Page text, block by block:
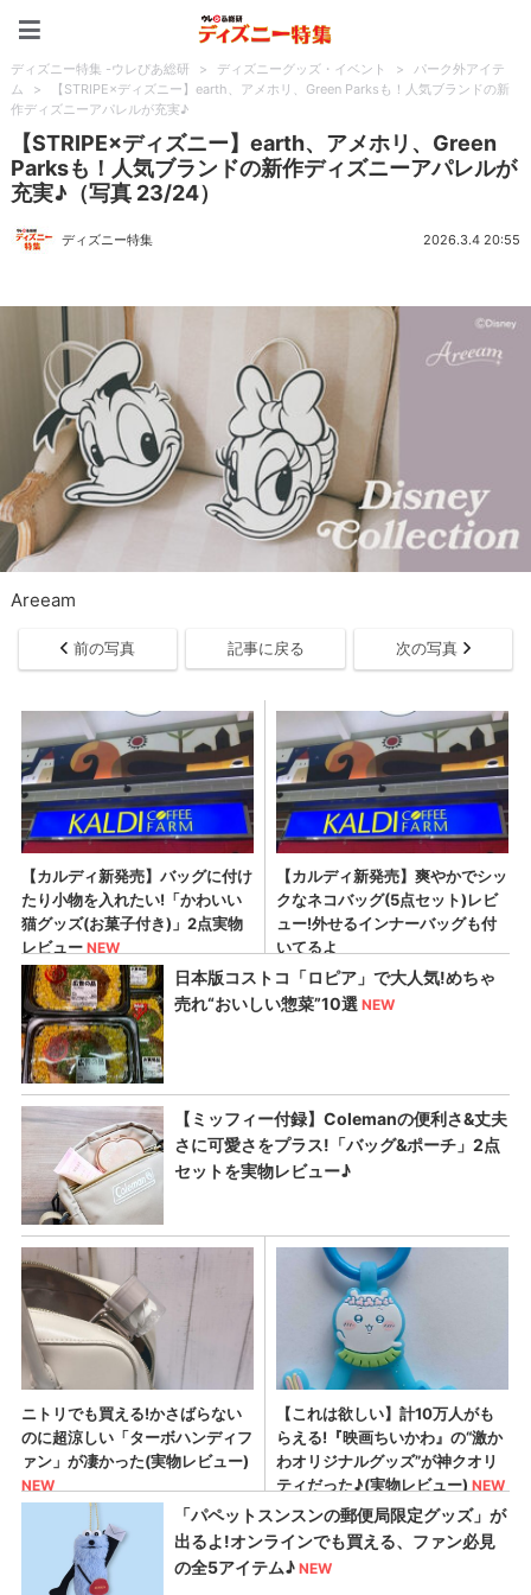
ディズニー特集 -ウレぴあ総研 > ディズニーグッズ・イベント >
パーク外アイテ
ム
>
【STRIPE×ディズニー】earth、アメホリ、Green Parksも！人気ブランドの新
作ディズニーアパレルが充実♪
【STRIPE×ディズニー】earth、アメホリ、Green
Parksも！人気ブランドの新作ディズニーアパレルが
充実♪（写真 23/24）
ディズニー特集 2026.3.4 20:55
Areeam
前の写真 記事に戻る 次の写真